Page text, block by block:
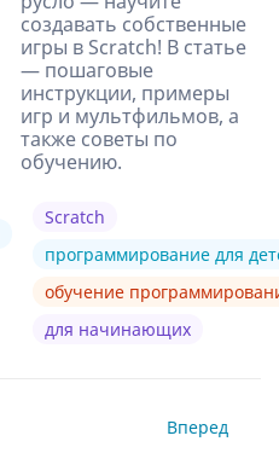
создавать собственные
игры в Scratch! В статье
— пошаговые
инструкции, примеры
игр и мультфильмов, а
также советы по
обучению.
Scratch
программирование для
обучение
для начинающих
Вперед